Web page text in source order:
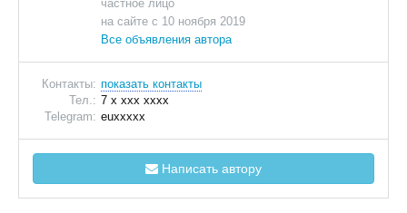
частное лицо
на сайте с 10 ноября 2019
Все объявления автора
Контакты: показать контакты
Тел.: 7 x xxx xxxx
Telegram: euxxxxx
Написать автору